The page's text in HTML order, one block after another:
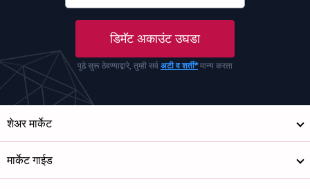
डिमॅट अकाउंट उघडा
पुढे सुरू ठेवण्याद्वारे, तुम्ही सर्व अटी व शर्ती*मान्य करता
शेअर मार्केट
मार्केट गाईड